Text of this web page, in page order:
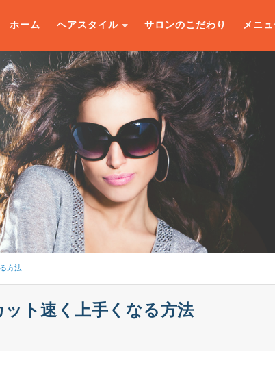
ホーム ヘアスタイル サロンのこだわり メニ
方法
ト速く上手くなる方法